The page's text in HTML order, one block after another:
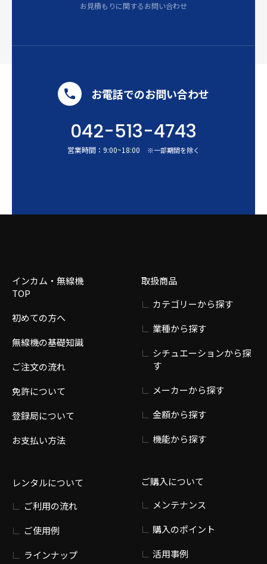
お見積もりに関するお問い合わせ
お電話でのお問い合わせ
042-513-4743
営業時間： 9:00~18:00 ※一部期間を除く
インカム・無線機
TOP
初めての方へ
無線機の基礎知識
ご注文の流れ
免許について
登録局について
お支払い方法
レンタルについて
ご利用の流れ
ご使用例
ラインナップ
取扱商品
カテゴリーから探す
業種から探す
シチュエーションから探
す
メーカーから探す
金額から探す
機能から探す
ご購入について
メンテナンス
購入のポイント
活用事例